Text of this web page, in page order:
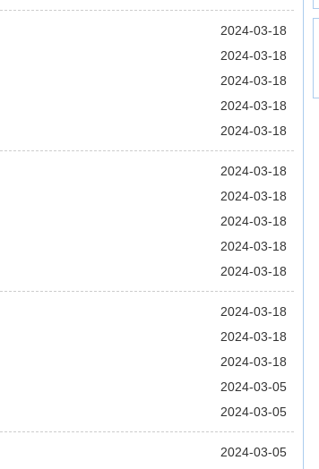
2024-03-18
2024-03-18
2024-03-18
2024-03-18
2024-03-18
2024-03-18
2024-03-18
2024-03-18
2024-03-18
2024-03-18
2024-03-18
2024-03-18
2024-03-18
2024-03-05
2024-03-05
2024-03-05